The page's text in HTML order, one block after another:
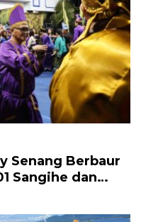
Senang Berbaur
Sangihe dan